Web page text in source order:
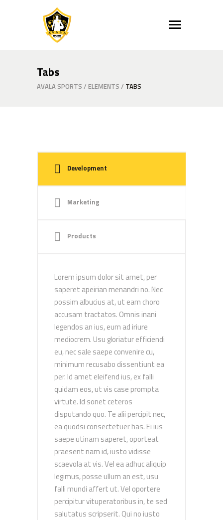
Tabs
AVALA SPORTS / ELEMENTS / TABS
Development
Marketing
Products
Lorem ipsum dolor sit amet, per
saperet apeirian menandri no. Nec
possim albucius at, ut eam choro
accusam tractatos. Omnis inani
legendos an ius, eum ad iriure
mediocrem. Usu gloriatur efficiendi
eu, nec sale saepe convenire cu,
minimum recusabo dissentiunt ea
per. Id amet eleifend ius, ex falli
quidam eos, ut vis case prompta
virtute. Id sonet ceteros
disputando quo. Te alii percipit nec,
ea quodsi consectetuer has. Ei ius
saepe utinam saperet, oporteat
praesent nam id, iusto vidisse
scaevola at vis. Vel ea adhuc aliquip
legimus, posse ullum an est, usu
falli mundi affert ut. Vel oportere
percipitur vituperatoribus in, te sed
salutatus scripserit. Qui no iusto